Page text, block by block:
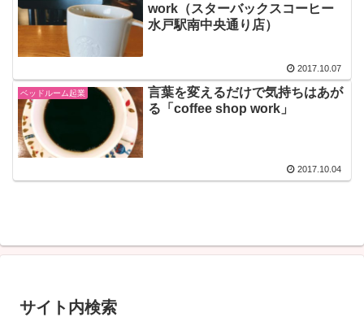
work（スターバックスコーヒー
水戸駅南中央通り店）
2017.10.07
ベッドルーム起業
言葉を変えるだけで気持ちはあが
る「coffee shop work」
2017.10.04
サイト内検索